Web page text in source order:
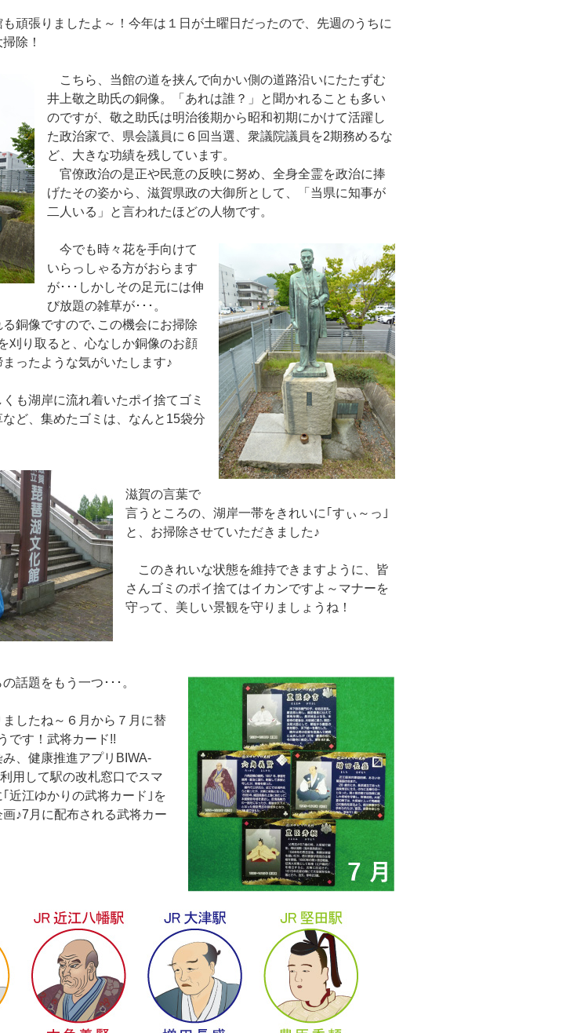
頑張りましたよ～！今年は１日が土曜日だったので、先週のうちに
除！
こちら、当館の道を挟んで向かい側の道路沿いにたたずむ
井上敬之助氏の銅像。「あれは誰？」と聞かれることも多い
のですが、敬之助氏は明治後期から昭和初期にかけて活躍し
た政治家で、県会議員に６回当選、衆議院議員を2期務めるな
ど、大きな功績を残しています。
官僚政治の是正や民意の反映に努め、全身全霊を政治に捧
げたその姿から、滋賀県政の大御所として、「当県に知事が
二人いる」と言われたほどの人物です。
今でも時々花を手向けて
いらっしゃる方がおらます
が･･･しかしその足元には伸
び放題の雑草が･･･。
銅像ですので､この機会にお掃除
刈り取ると、心なしか銅像のお顔
ったような気がいたします♪
も湖岸に流れ着いたポイ捨てゴミ
ど、集めたゴミは、なんと15袋分
滋賀の言葉で
言うところの、湖岸一帯をきれいに｢すぃ～っ｣
と、お掃除させていただきました♪
このきれいな状態を維持できますように、皆
さんゴミのポイ捨てはイカンですよ～マナーを
守って、美しい景観を守りましょうね！
話題をもう一つ･･･。
したね～６月から７月に替
です！武将カード!!
、健康推進アプリBIWA-
用して駅の改札窓口でスマ
近江ゆかりの武将カード｣を
♪7月に配布される武将カー